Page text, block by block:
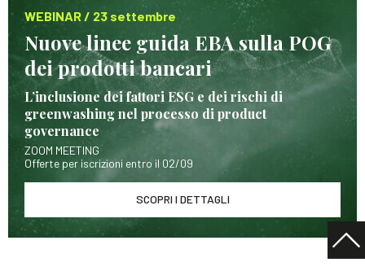
WEBINAR / 23 settembre
Nuove linee guida EBA sulla POG
dei prodotti bancari
L’inclusione dei fattori ESG e dei rischi di
greenwashing nel processo di product
governance
ZOOM MEETING
Offerte per iscrizioni entro il 02/09
SCOPRI I DETTAGLI